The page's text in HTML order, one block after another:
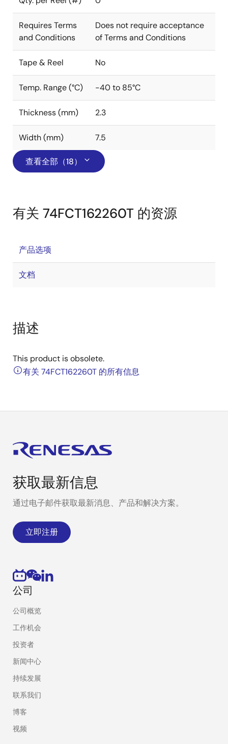
Requires Terms
and Conditions
Does not require acceptance
of Terms and Conditions
Tape & Reel No
Temp. Range (°C) -40 to 85°C
Thickness (mm) 2.3
Width (mm) 7.5
查看全部（18）
有关 74FCT162260T 的资源
产品选项
文档
描述
This product is obsolete.
有关 74FCT162260T 的所有信息
获取最新信息
通过电子邮件获取最新消息、产品和解决方案。
立即注册
公司
公司概览
工作机会
投资者
新闻中心
持续发展
联系我们
博客
视频